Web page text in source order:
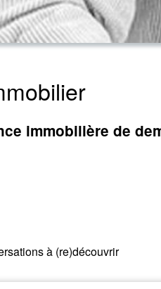
immobilière de
à (re)découvrir